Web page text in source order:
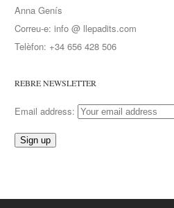
Anna Genís
Correu-e: info @ llepadits.com
Telèfon: +34 656 428 506
REBRE NEWSLETTER
Email address: